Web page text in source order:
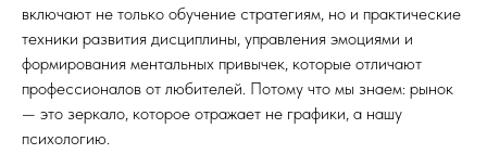
включают не только обучение стратегиям, но и практические
техники развития дисциплины, управления эмоциями и
формирования ментальных привычек, которые отличают
профессионалов от любителей. Потому что мы знаем: рынок
— это зеркало, которое отражает не графики, а нашу
психологию.